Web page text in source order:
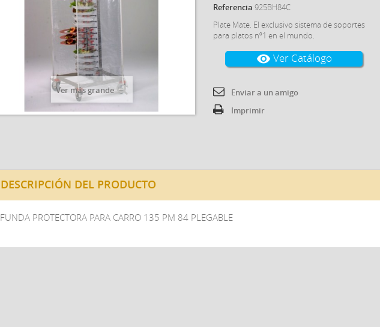
Ver más grande
Referencia 925BH84C
Plate Mate. El exclusivo sistema de soportes
para platos nº1 en el mundo.
visibility Ver Catálogo
Enviar a un amigo
Imprimir
DESCRIPCIÓN DEL PRODUCTO
FUNDA PROTECTORA PARA CARRO 135 PM 84 PLEGABLE